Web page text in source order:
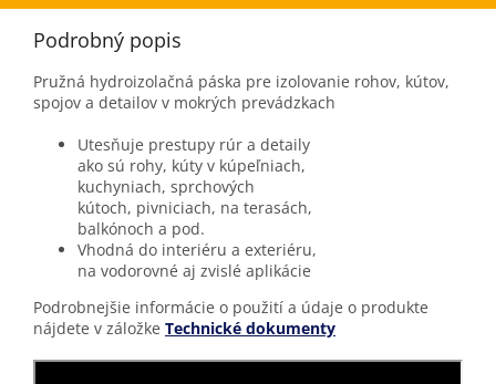
Podrobný popis
Pružná hydroizolačná páska pre izolovanie rohov, kútov,
spojov a detailov v mokrých prevádzkach
Utesňuje prestupy rúr a detaily
ako sú rohy, kúty v kúpeľniach,
kuchyniach, sprchových
kútoch, pivniciach, na terasách,
balkónoch a pod.
Vhodná do interiéru a exteriéru,
na vodorovné aj zvislé aplikácie
Podrobnejšie informácie o použití a údaje o produkte
nájdete v záložke Technické dokumenty